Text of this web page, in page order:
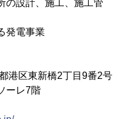
の設計、施工、施工管
電事業
区東新橋2丁目9番2号
レ7階